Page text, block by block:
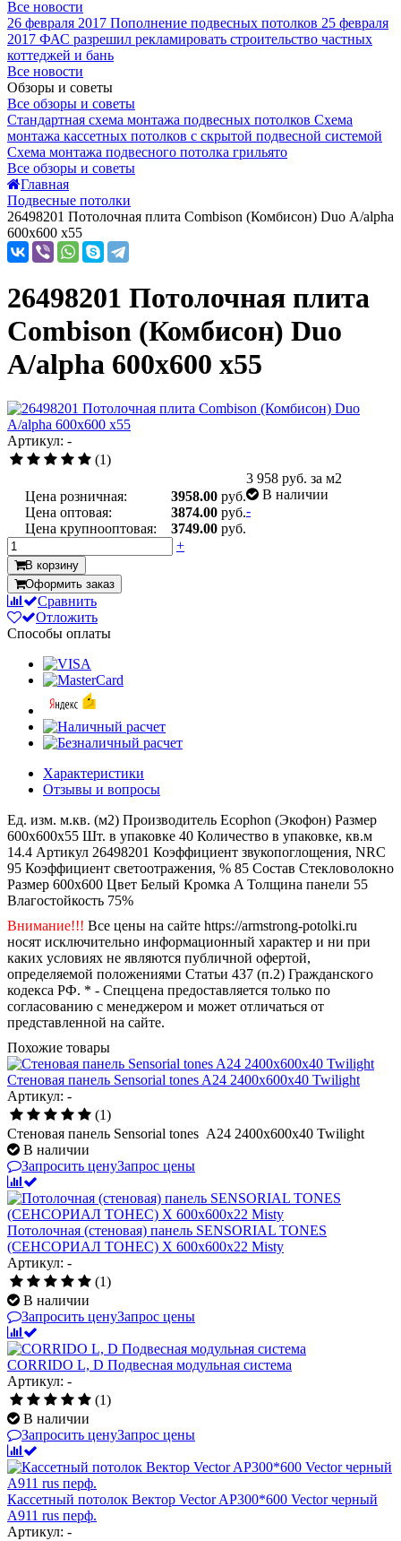
Все новости
26 февраля 2017 Пополнение подвесных потолков 25 февраля
2017 ФАС разрешил рекламировать строительство частных
коттеджей и бань
Все новости
Обзоры и советы
Все обзоры и советы
Стандартная схема монтажа подвесных потолков Схема
монтажа кассетных потолков с скрытой подвесной системой
Схема монтажа подвесного потолка грильято
Все обзоры и советы
Главная
Подвесные потолки
26498201 Потолочная плита Combison (Комбисон) Duo А/alpha
600x600 x55
26498201 Потолочная плита
Combison (Комбисон) Duo
А/alpha 600x600 x55
Артикул: -
(1)
Цена розничная: 3958.00 руб.
Цена оптовая:
3874.00 руб.
Цена крупнооптовая:
3749.00 руб.
3 958 руб. за м2
В наличии
-
+
В корзину
Оформить заказ
Сравнить
Отложить
Способы оплаты
Характеристики
Отзывы и вопросы
Ед. изм. м.кв. (м2) Производитель Ecophon (Экофон) Размер
600х600x55 Шт. в упаковке 40 Количество в упаковке, кв.м
14.4 Артикул 26498201 Коэффициент звукопоглощения, NRC
95 Коэффициент светоотражения, % 85 Состав Стекловолокно
Размер 600x600 Цвет Белый Кромка A Толщина панели 55
Влагостойкость 75%
Внимание!!! Все цены на сайте https://armstrong-potolki.ru
носят исключительно информационный характер и ни при
каких условиях не являются публичной офертой,
определяемой положениями Статьи 437 (п.2) Гражданского
кодекса РФ. * - Спеццена предоставляется только по
согласованию с менеджером и может отличаться от
представленной на сайте.
Похожие товары
Стеновая панель Sensorial tones A24 2400x600x40 Twilight
Артикул: -
(1)
Стеновая панель Sensorial tones A24 2400x600x40 Twilight
В наличии
Запросить ценуЗапрос цены
Потолочная (стеновая) панель SENSORIAL TONES
(СЕНСОРИАЛ ТОНЕС) X 600x600x22 Misty
Артикул: -
(1)
В наличии
Запросить ценуЗапрос цены
CORRIDO L, D Подвесная модульная система
Артикул: -
(1)
В наличии
Запросить ценуЗапрос цены
Кассетный потолок Вектор Vector AP300*600 Vector черный
А911 rus перф.
Артикул: -